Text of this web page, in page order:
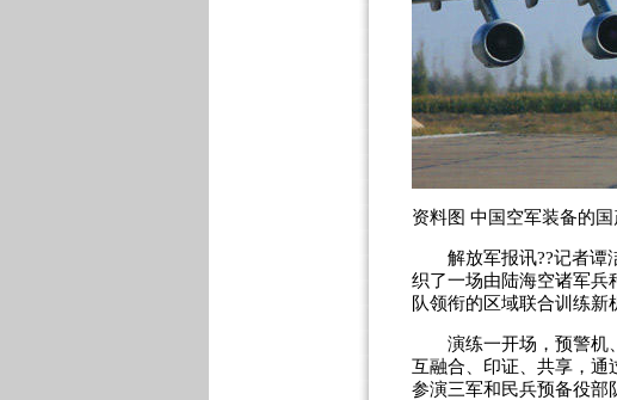
资料图 中国空军装备的
解放军报讯??记者谭洁
织了一场由陆海空诸军兵
队领衔的区域联合训练新
演练一开场，预警机、
互融合、印证、共享，通
参演三军和民兵预备役部